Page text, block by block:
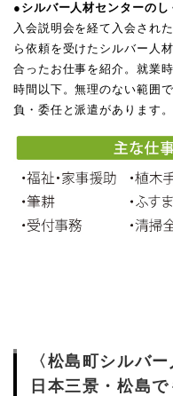
●シルバー人材センターのし
入会説明会を経て入会され
ら依頼を受けたシルバー人
合ったお仕事を紹介。就業
時間以下。無理のない範囲
負・委任と派遣があります
〈松島町シルバ
日本三景・松島で